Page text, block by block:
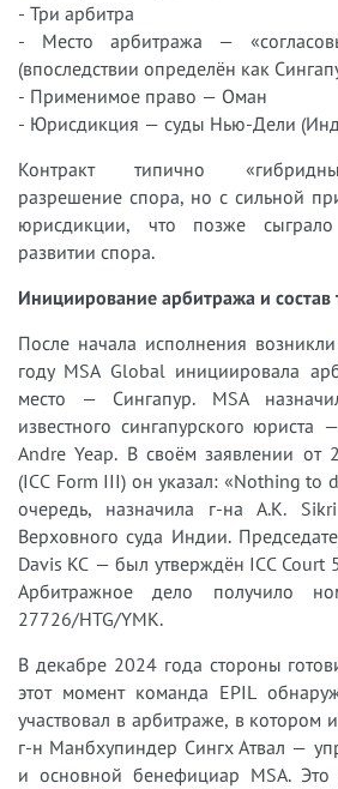
- Три арбитра
- Место арбитража —
(впоследствии определён как
- Применимое право — Оман
- Юрисдикция — суды Нью-Дели
Контракт типично
разрешение спора, но с сильной
юрисдикции, что позже
развитии спора.
Инициирование арбитража и состав
После начала исполнения
году MSA Global инициировала
место — Сингапур. MSA
известного сингапурского юриста
Andre Yeap. В своём заявлении от
(ICC Form III) он указал: «Nothing to
очередь, назначила г-на A.K.
Верховного суда Индии.
Davis KC — был утверждён ICC Court
Арбитражное дело получило
27726/HTG/YMK.
В декабре 2024 года стороны
этот момент команда EPIL
участвовал в арбитраже, в котором
г-н Манбхупиндер Сингх Атвал —
и основной бенефициар MSA. Это